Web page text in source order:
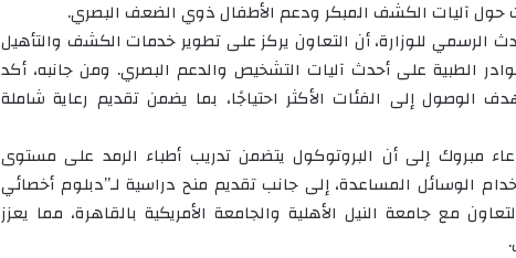
حول آليات الكشف المبكر ودعم الأطفال ذوي الضعف البصري.
الرسمي للوزارة، أن التعاون يركز على تطوير خدمات الكشف والتأهيل
الطبية على أحدث آليات التشخيص والدعم البصري. ومن جانبه، أكد
إلى الفئات الأكثر احتياجًا، بما يضمن تقديم رعاية شاملة
مبروك إلى أن البروتوكول يتضمن تدريب أطباء الرمد على مستوى
الوسائل المساعدة، إلى جانب تقديم منح دراسية لـ”دبلوم أخصائي
مع جامعة النيل الأهلية والجامعة الأمريكية بالقاهرة، مما يعزز